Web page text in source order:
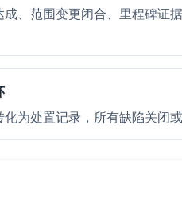
成、范围变更闭合、里程碑证
为处置记录，所有缺陷关闭